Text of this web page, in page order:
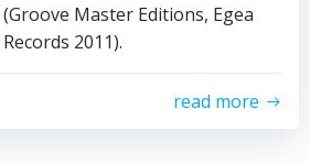
Master Editions, Egea
Records 2011).
read more